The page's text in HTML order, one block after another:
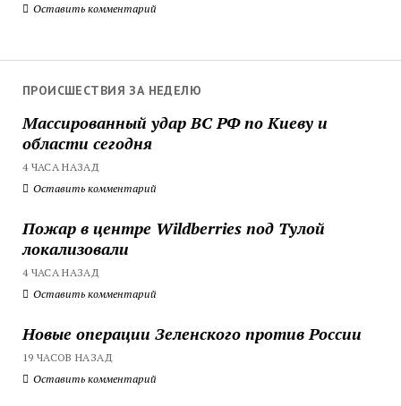
Оставить комментарий
ПРОИСШЕСТВИЯ ЗА НЕДЕЛЮ
Массированный удар ВС РФ по Киеву и
области сегодня
4 ЧАСА НАЗАД
Оставить комментарий
Пожар в центре Wildberries под Тулой
локализовали
4 ЧАСА НАЗАД
Оставить комментарий
Новые операции Зеленского против России
19 ЧАСОВ НАЗАД
Оставить комментарий